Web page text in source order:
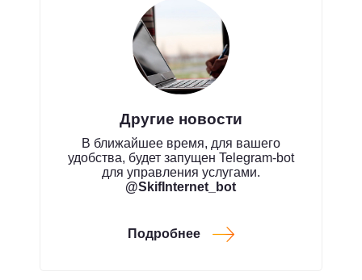
Другие новости
В ближайшее время, для вашего
удобства, будет запущен Telegram-bot
для управления услугами.
@SkifInternet_bot
Подробнее